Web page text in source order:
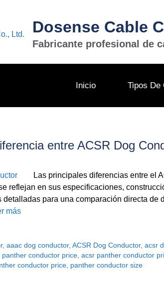
Dosense Cable
Fabricante profesional de
Inicio Tipos De
entre ACSR Dog
Las principales diferencias entre el
reflejan en sus especificaciones,
detalladas para una comparación directa
más
, aaac dog conductor, ACSR Dog Conductor, acsr
panther conductor price, acsr panther conductor
conductor price, panther conductor size